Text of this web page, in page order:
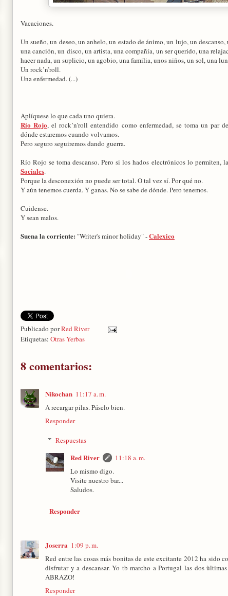
Vacaciones.
Un sueño, un deseo, un anhelo, un estado de ánimo, un lujo, un
una canción, un disco, un artista, una compañía, un ser querido, una
hacer nada, un suplicio, un agobio, una familia, unos niños, un sol, una
Un rock’n’roll.
Una enfermedad. (...)
Aplíquese lo que cada uno quiera.
Río Rojo, el rock’n’roll entendido como enfermedad, se toma un par
dónde estaremos cuando volvamos.
Pero seguro seguiremos dando guerra.
Río Rojo se toma descanso. Pero si los hados electrónicos lo permiten,
Sociales.
Porque la desconexión no puede ser total. O tal vez sí. Por qué no.
Y aún tenemos cuerda. Y ganas. No se sabe de dónde. Pero tenemos.
Cuidense.
Y sean malos.
Suena la corriente: "Writer's minor holiday" -Calexico
Publicado porRed River
Etiquetas: Otras Yerbas
8 comentarios:
Nikochan 11:17 a. m.
A recargar pilas. Páselo bien.
Responder
Respuestas
Red River
11:18 a. m.
Lo mismo digo.
Visite nuestro bar...
Saludos.
Responder
Joserra 1:09 p. m.
Red entre las cosas más bonitas de este excitante 2012 ha sido
disfrutar y a descansar. Yo tb marcho a Portugal las dos
ABRAZO!
Responder